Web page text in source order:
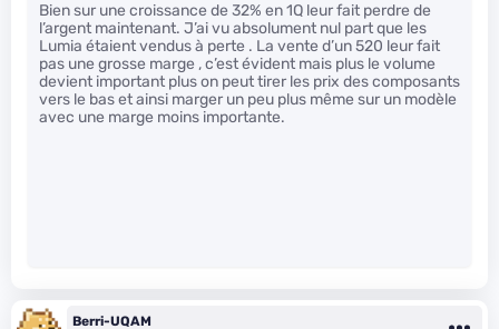
Bien sur une croissance de 32% en 1Q leur fait perdre de
l’argent maintenant. J’ai vu absolument nul part que les
Lumia étaient vendus à perte . La vente d’un 520 leur fait
pas une grosse marge , c’est évident mais plus le volume
devient important plus on peut tirer les prix des composants
vers le bas et ainsi marger un peu plus même sur un modèle
avec une marge moins importante.
Berri-UQAM